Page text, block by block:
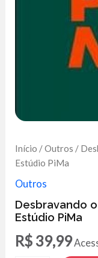
Início /Outros /
Estúdio PiMa
Outros
Desbravando
Estúdio PiMa
R$ 39,99